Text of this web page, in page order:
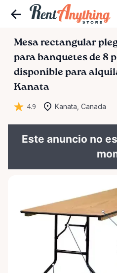
Mesa rectangular
para banquetes de 8
disponible para
Kanata
4.9 Kanata, Canada
Este anuncio no